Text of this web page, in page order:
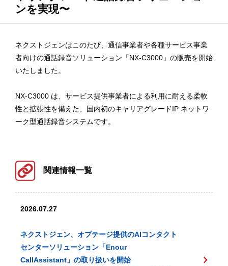
ンを実現〜
ネクストジェンはこのたび、通信事業者や各種サービス事業
者向けの通話録音ソリューション「NX-C3000」の販売を開始
いたしました。
NX-C3000 は、サービス提供事業者による利用に耐える柔軟
性と拡張性を備えた、国内初のキャリアグレードIP ネットワ
ーク型通話録音システムです。
関連情報一覧
2026.07.27
ネクストジェン、オプテージ提供のAIコンタクト
センターソリューション「Enour
CallAssistant」の取り扱いを開始